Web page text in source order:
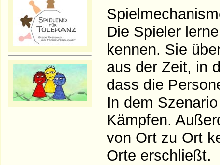
Die Spieler
kennen. Sie
aus der Zeit, in
dass die
In dem
Kämpfen.
von Ort zu Ort
Orte erschließt.